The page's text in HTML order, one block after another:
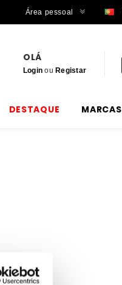
com stock verdadeiro
Área pessoal
OLÁ
Login ouRegistar
DESTAQUE MARCAS